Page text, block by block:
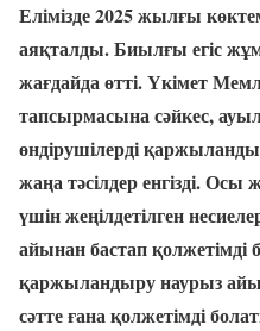
Елімізде 2025 жылғы
аяқталды. Биылғы егіс
жағдайда өтті. Үкімет
тапсырмасына сәйкес,
өндірушілерді
жаңа тәсілдер енгізді.
үшін жеңілдетілген
айынан бастап қолжетімді
қаржыландыру наурыз
сәтте ғана қолжетімді